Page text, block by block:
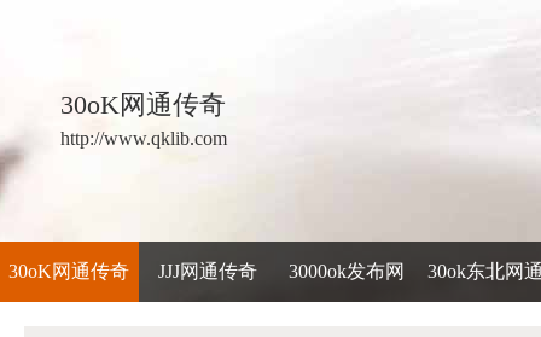
30oK网通传奇
http://www.qklib.com
30oK网通传奇 JJJ网通传奇 3000ok发布网 30ok东北网